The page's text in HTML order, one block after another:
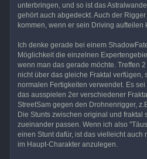
unterbringen, und so ist das
gehört auch abgedeckt. Auch der
kommen, wenn er sein Driving aufteilen
Ich denke gerade bei einem
Möglichkeit die einzelnen
wenn man das gerade möchte. Treffen
nicht über das gleiche Fraktal verfügen,
normalen Fertigkeiten verwendet. Es
das ausspielen 2er verschiedener
StreetSam gegen den Drohnenrigger,
Die Stunts zwischen original und fraktal
zueinander passen. Wenn ich also
einen Stunt dafür, ist das vielleicht auch
im Haupt-Charakter anzulegen.